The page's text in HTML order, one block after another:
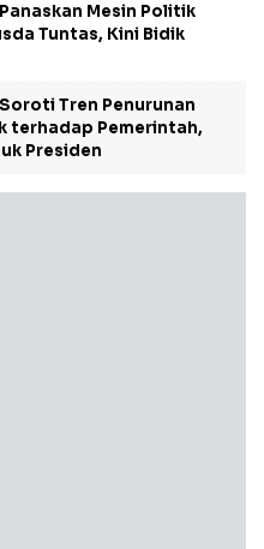
Mesin Politik
Tuntas, Kini Bidik
Tren Penurunan
terhadap Pemerintah,
Presiden